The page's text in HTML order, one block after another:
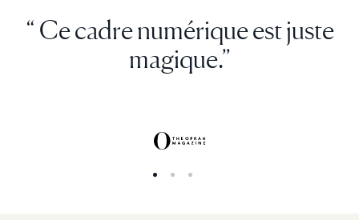
“ Ce cadre numérique est juste
magique.”